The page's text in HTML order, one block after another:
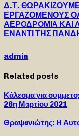
Δ.Τ.
ΕΡΓΑΖΟΜΕΝΟΥΣ
ΑΕΡΟΔΡΟΜΙΑ ΚΑΙ
ΕΝΑΝΤΙ ΤΗΣ
admin
Related posts
Κάλεσμα για
28η Μαρτίου 2021
Θραψανιώτης: Η